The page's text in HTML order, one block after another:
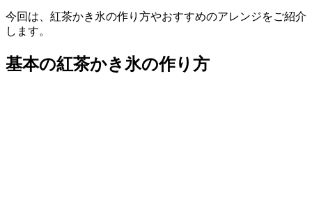
今回は、紅茶かき氷の作り方やおすすめのアレンジをご紹介
します。
基本の紅茶かき氷の作り方